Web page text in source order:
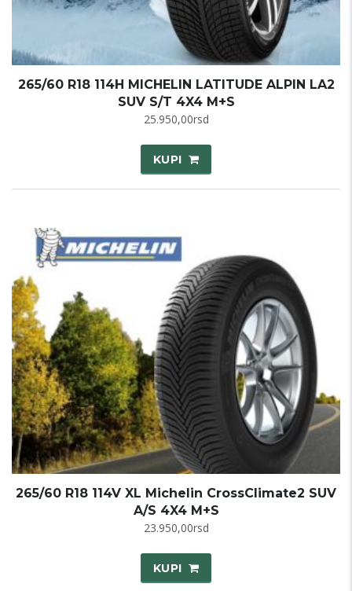
265/60 R18 114H MICHELIN LATITUDE ALPIN LA2
SUV S/T 4X4 M+S
25.950,00rsd
KUPI
265/60 R18 114V XL Michelin CrossClimate2 SUV
A/S 4X4 M+S
23.950,00rsd
KUPI